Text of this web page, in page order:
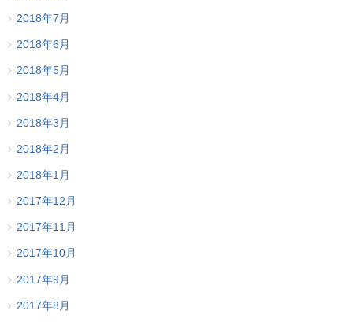
2018年7月
2018年6月
2018年5月
2018年4月
2018年3月
2018年2月
2018年1月
2017年12月
2017年11月
2017年10月
2017年9月
2017年8月